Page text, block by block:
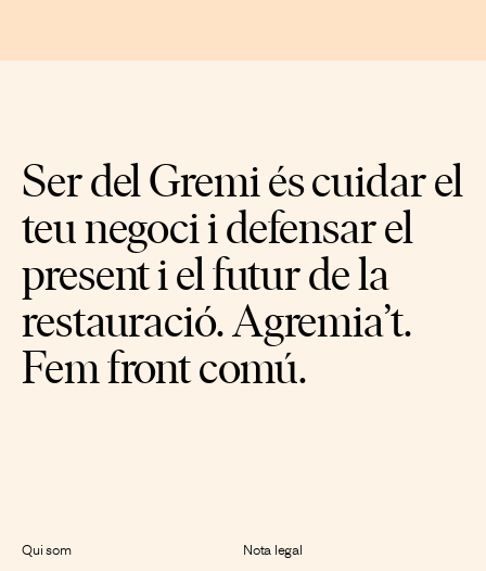
Ser delGremiés cuidar el
teunegocii defensar el
present i el futur de la
restauració.Agremia’t.
Fem front comú.
Qui som Nota legal